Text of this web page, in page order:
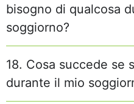
bisogno di qualcosa
soggiorno?
18. Cosa succede se
durante il mio